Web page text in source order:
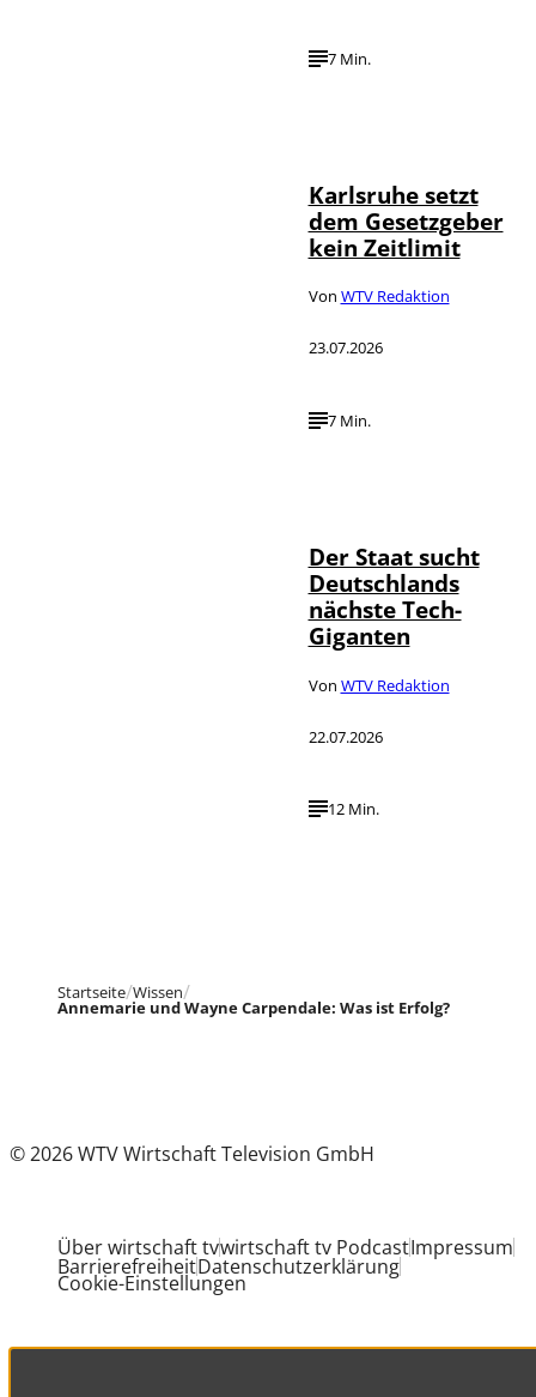
7 Min.
Karlsruhe setzt
dem Gesetzgeber
kein Zeitlimit
Von WTV Redaktion
23.07.2026
7 Min.
Der Staat sucht
Deutschlands
nächste Tech-
Giganten
Von WTV Redaktion
22.07.2026
12 Min.
Startseite Wissen
Annemarie und Wayne Carpendale: Was ist Erfolg?
© 2026 WTV Wirtschaft Television GmbH
Über wirtschaft tvwirtschaft tv PodcastImpressum
BarrierefreiheitDatenschutzerklärung
Cookie-Einstellungen